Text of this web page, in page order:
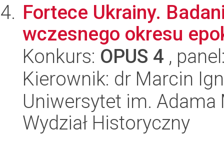
Fortece Ukrainy.
wczesnego okresu
Konkurs: OPUS 4 ,
Kierownik: dr Marcin
Uniwersytet im.
Wydział Historyczny